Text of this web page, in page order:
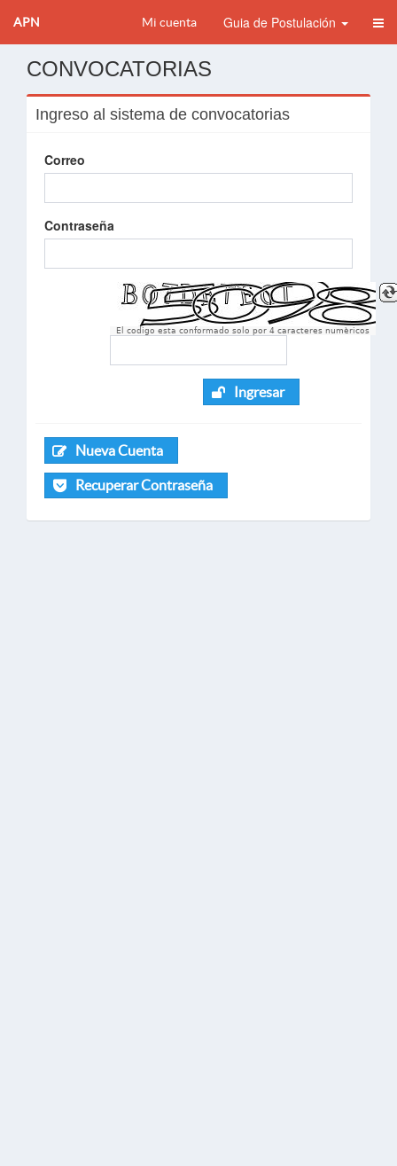
APN Mi cuenta Guia de Postulación
CONVOCATORIAS
Ingreso al sistema de convocatorias
Correo
Contraseña
El codigo esta conformado solo por 4 caracteres numèricos
Ingresar
Nueva Cuenta
Recuperar Contraseña